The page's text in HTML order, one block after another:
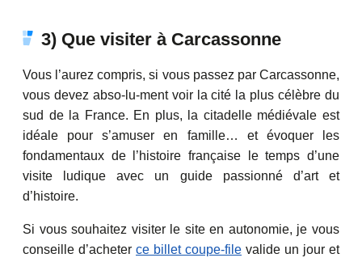
3) Que visiter à Carcassonne
Vous l’aurez compris, si vous passez par Carcassonne,
vous devez abso-lu-ment voir la cité la plus célèbre du
sud de la France. En plus, la citadelle médiévale est
idéale pour s’amuser en famille… et évoquer les
fondamentaux de l’histoire française le temps d’une
visite ludique avec un guide passionné d’art et
d’histoire.
Si vous souhaitez visiter le site en autonomie, je vous
conseille d’acheter ce billet coupe-file valide un jour et